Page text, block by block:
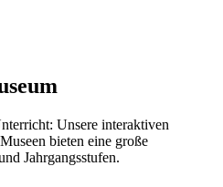
Unsere interaktiven
bieten eine große
Jahrgangsstufen.